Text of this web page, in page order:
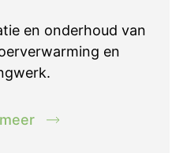
en onderhoud van
en